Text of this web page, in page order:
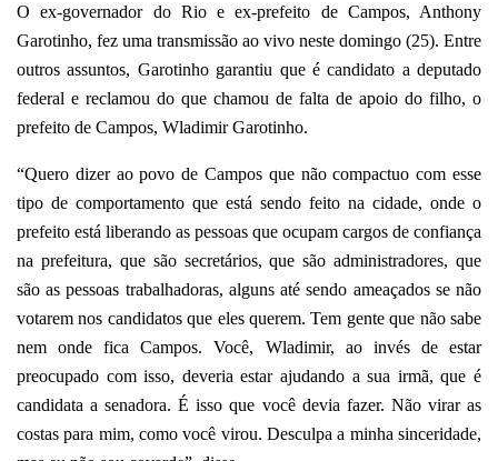
O ex-governador do Rio e ex-prefeito de Campos, Anthony
Garotinho, fez uma transmissão ao vivo neste domingo (25). Entre
outros assuntos, Garotinho garantiu que é candidato a deputado
federal e reclamou do que chamou de falta de apoio do filho, o
prefeito de Campos, Wladimir Garotinho.
“Quero dizer ao povo de Campos que não compactuo com esse
tipo de comportamento que está sendo feito na cidade, onde o
prefeito está liberando as pessoas que ocupam cargos de confiança
na prefeitura, que são secretários, que são administradores, que
são as pessoas trabalhadoras, alguns até sendo ameaçados se não
votarem nos candidatos que eles querem. Tem gente que não sabe
nem onde fica Campos. Você, Wladimir, ao invés de estar
preocupado com isso, deveria estar ajudando a sua irmã, que é
candidata a senadora. É isso que você devia fazer. Não virar as
costas para mim, como você virou. Desculpa a minha sinceridade,